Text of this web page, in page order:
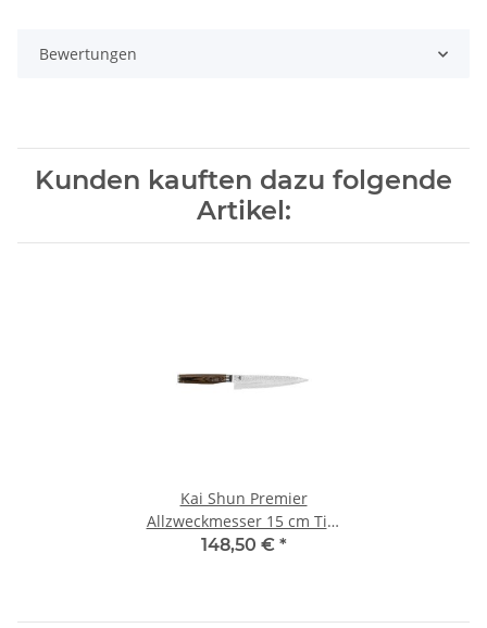
Bewertungen
Kunden kauften dazu folgende
Artikel:
Kai Shun Premier
Allzweckmesser 15 cm Tim
Mälzer Edition
148,50 € *